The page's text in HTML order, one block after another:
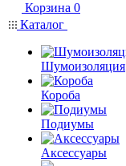
Корзина 0
Каталог
Шумоизоляция
Короба
Подиумы
Аксессуары